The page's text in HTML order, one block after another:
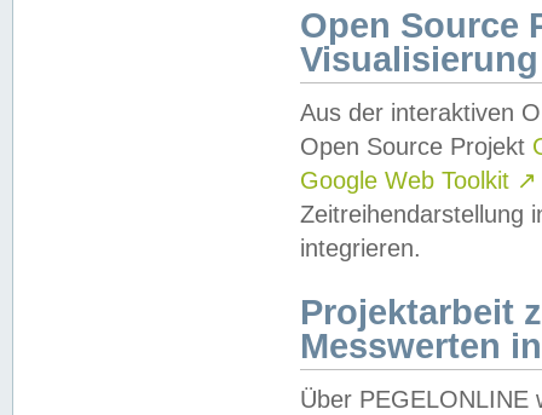
Open Source
Visualisierung
Aus der interaktiven
Open Source Projekt
Google Web Toolkit ↗
Zeitreihendarstellung
integrieren.
Projektarbeit
Messwerten
Über PEGELONLINE